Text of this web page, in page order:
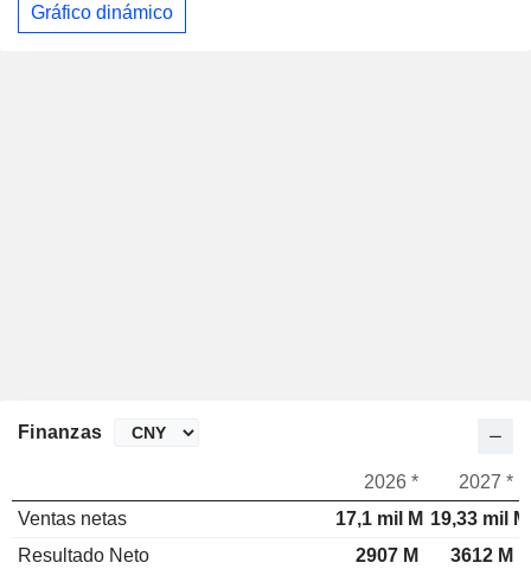
Gráfico dinámico
Finanzas
2026 *
2027 *
Ventas netas
17,1 mil M 19,33 mil M
Resultado Neto
2907 M
3612 M